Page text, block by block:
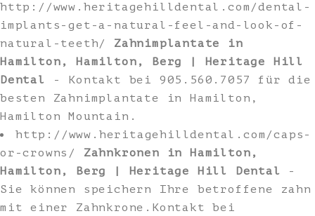
http://www.heritagehilldental.com/dental-
implants-get-a-natural-feel-and-look-of-
natural-teeth/ Zahnimplantate in
Hamilton, Hamilton, Berg | Heritage Hill
Dental
- Kontakt bei 905.560.7057 für die
besten Zahnimplantate in Hamilton,
Hamilton Mountain.
http://www.heritagehilldental.com/caps-
or-crowns/ Zahnkronen in Hamilton,
Hamilton, Berg | Heritage Hill Dental -
Sie können speichern Ihre betroffene zahn
mit einer Zahnkrone.Kontakt bei